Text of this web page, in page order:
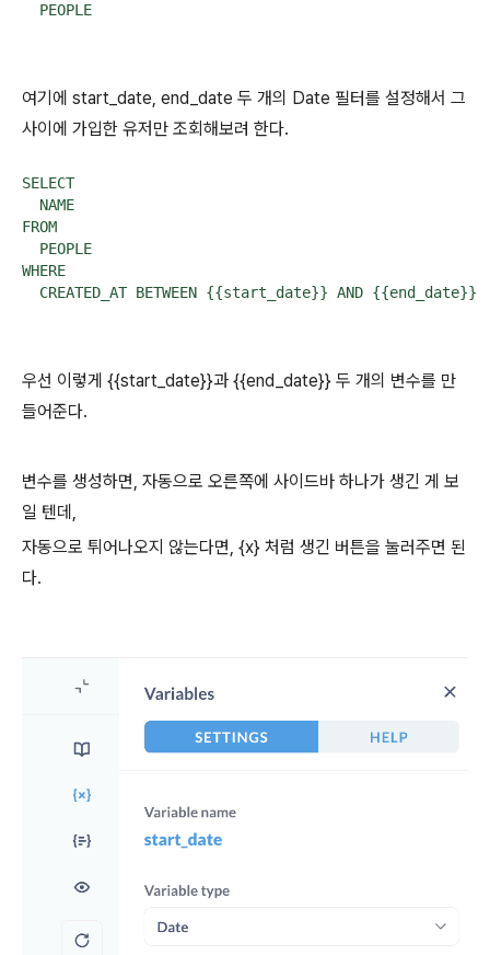
  PEOPLE
여기에 start_date, end_date 두 개의 Date 필터를 설정해서 그
사이에 가입한 유저만 조회해보려 한다.
SELECT
  NAME
FROM
  PEOPLE
WHERE
  CREATED_AT BETWEEN {{start_date}} AND {{end_date}}
우선 이렇게 {{start_date}}과 {{end_date}} 두 개의 변수를 만
들어준다.
변수를 생성하면, 자동으로 오른쪽에 사이드바 하나가 생긴 게 보
일 텐데,
자동으로 튀어나오지 않는다면, {x} 처럼 생긴 버튼을 눌러주면 된
다.